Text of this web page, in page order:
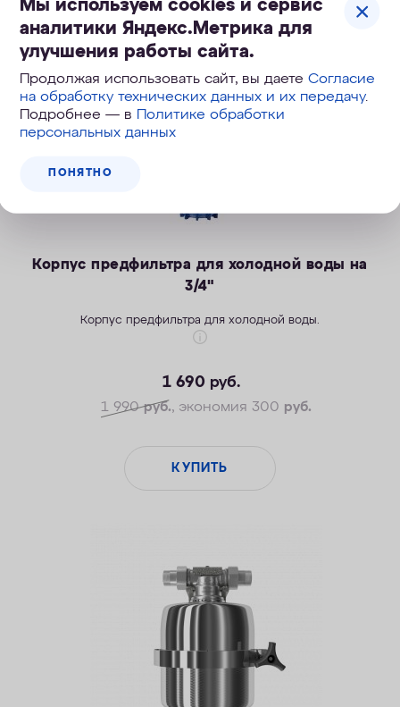
Корпус предфильтра для холодной воды на
3/4"
Корпус предфильтра для холодной воды.
1 690 руб.
1 990руб., экономия 300 руб.
КУПИТЬ
Мы используем cookies и сервис
аналитики Яндекс.Метрика для
улучшения работы сайта.
Продолжая использовать сайт, вы даетеСогласие
на обработку технических данных и их передачу.
Подробнее — в Политике обработки
персональных данных
ПОНЯТНО